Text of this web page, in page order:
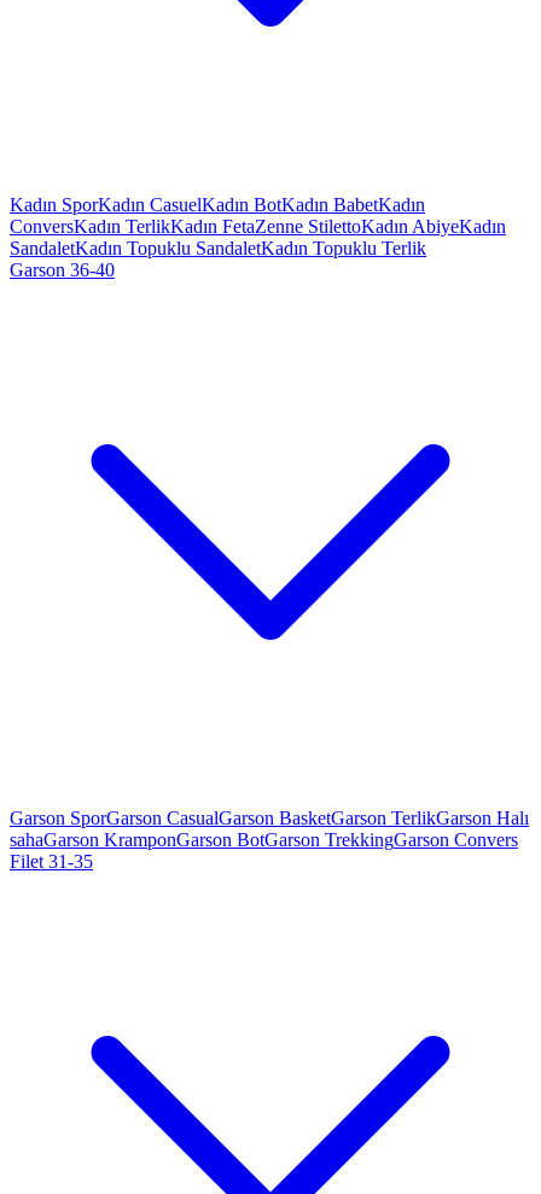
Kadın SporKadın CasuelKadın BotKadın BabetKadın
ConversKadın TerlikKadın FetaZenne StilettoKadın AbiyeKadın
SandaletKadın Topuklu SandaletKadın Topuklu Terlik
Garson 36-40
Garson SporGarson CasualGarson BasketGarson TerlikGarson Halı
sahaGarson KramponGarson BotGarson TrekkingGarson Convers
Filet 31-35